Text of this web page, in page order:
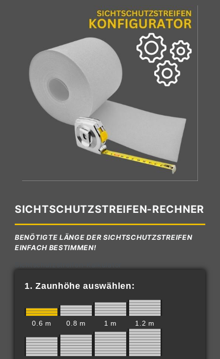
SICHTSCHUTZSTREIFEN-RECHNER
BENÖTIGTE LÄNGE DER SICHTSCHUTZSTREIFEN
EINFACH BESTIMMEN!
1. Zaunhöhe auswählen:
0.6 m 0.8 m 1 m 1.2 m